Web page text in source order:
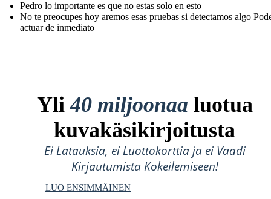
Pedro lo importante es que no estas solo en esto
No te preocupes hoy aremos esas pruebas si detectamos algo
actuar de inmediato
Yli40 miljoonaa luotua
kuvakäsikirjoitusta
Ei Latauksia, ei Luottokorttia ja ei Vaadi
Kirjautumista Kokeilemiseen!
LUO ENSIMMÄINEN